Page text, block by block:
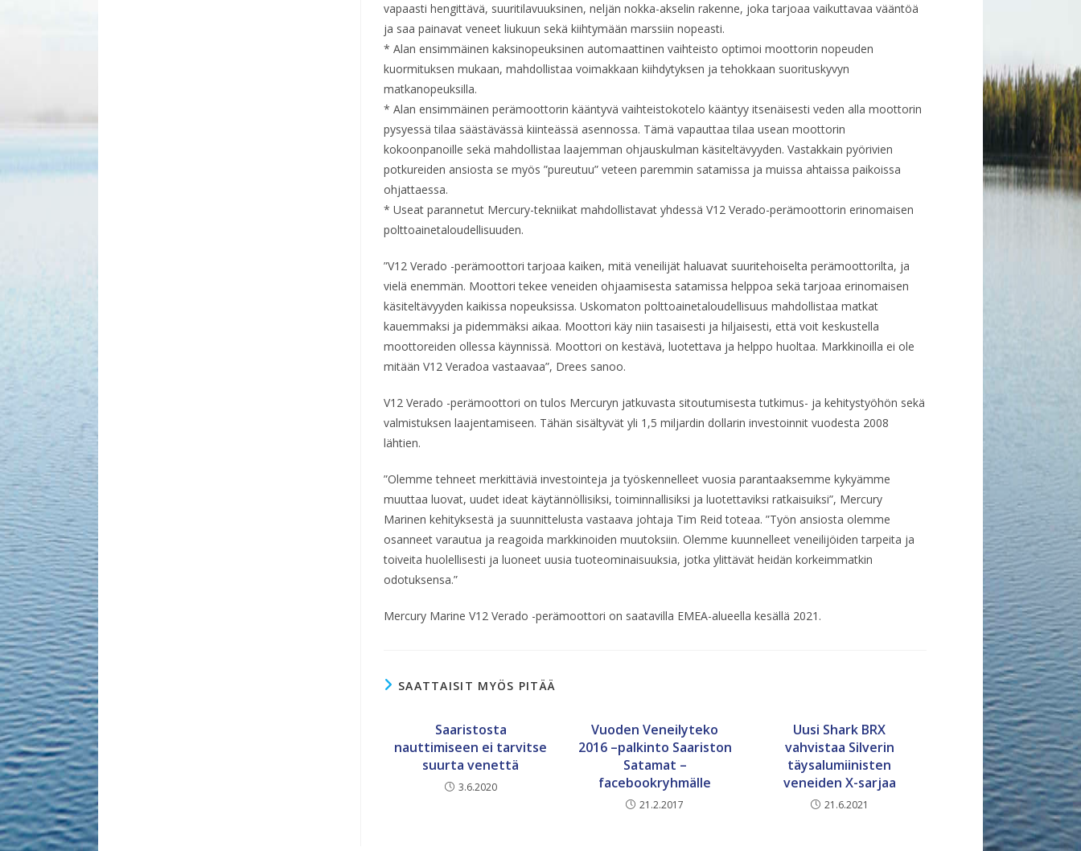
vapaasti hengittävä, suuritilavuuksinen, neljän nokka-akselin rakenne, joka tarjoaa vaikuttavaa vääntöä
ja saa painavat veneet liukuun sekä kiihtymään marssiin nopeasti.
* Alan ensimmäinen kaksinopeuksinen automaattinen vaihteisto optimoi moottorin nopeuden
kuormituksen mukaan, mahdollistaa voimakkaan kiihdytyksen ja tehokkaan suorituskyvyn
matkanopeuksilla.
* Alan ensimmäinen perämoottorin kääntyvä vaihteistokotelo kääntyy itsenäisesti veden alla moottorin
pysyessä tilaa säästävässä kiinteässä asennossa. Tämä vapauttaa tilaa usean moottorin
kokoonpanoille sekä mahdollistaa laajemman ohjauskulman käsiteltävyyden. Vastakkain pyörivien
potkureiden ansiosta se myös ”pureutuu” veteen paremmin satamissa ja muissa ahtaissa paikoissa
ohjattaessa.
* Useat parannetut Mercury-tekniikat mahdollistavat yhdessä V12 Verado-perämoottorin erinomaisen
polttoainetaloudellisuuden.
”V12 Verado -perämoottori tarjoaa kaiken, mitä veneilijät haluavat suuritehoiselta perämoottorilta, ja
vielä enemmän. Moottori tekee veneiden ohjaamisesta satamissa helppoa sekä tarjoaa erinomaisen
käsiteltävyyden kaikissa nopeuksissa. Uskomaton polttoainetaloudellisuus mahdollistaa matkat
kauemmaksi ja pidemmäksi aikaa. Moottori käy niin tasaisesti ja hiljaisesti, että voit keskustella
moottoreiden ollessa käynnissä. Moottori on kestävä, luotettava ja helppo huoltaa. Markkinoilla ei ole
mitään V12 Veradoa vastaavaa”, Drees sanoo.
V12 Verado -perämoottori on tulos Mercuryn jatkuvasta sitoutumisesta tutkimus- ja kehitystyöhön sekä
valmistuksen laajentamiseen. Tähän sisältyvät yli 1,5 miljardin dollarin investoinnit vuodesta 2008
lähtien.
”Olemme tehneet merkittäviä investointeja ja työskennelleet vuosia parantaaksemme kykyämme
muuttaa luovat, uudet ideat käytännöllisiksi, toiminnallisiksi ja luotettaviksi ratkaisuiksi”, Mercury
Marinen kehityksestä ja suunnittelusta vastaava johtaja Tim Reid toteaa. ”Työn ansiosta olemme
osanneet varautua ja reagoida markkinoiden muutoksiin. Olemme kuunnelleet veneilijöiden tarpeita ja
toiveita huolellisesti ja luoneet uusia tuoteominaisuuksia, jotka ylittävät heidän korkeimmatkin
odotuksensa.”
Mercury Marine V12 Verado -perämoottori on saatavilla EMEA-alueella kesällä 2021.
SAATTAISIT MYÖS PITÄÄ
Saaristosta
nauttimiseen ei tarvitse
suurta venettä
3.6.2020
Vuoden Veneilyteko
2016 –palkinto Saariston
Satamat –
facebookryhmälle
21.2.2017
Uusi Shark BRX
vahvistaa Silverin
täysalumiinisten
veneiden X-sarjaa
21.6.2021